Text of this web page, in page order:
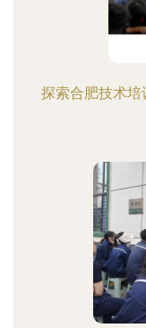
探索合肥技术